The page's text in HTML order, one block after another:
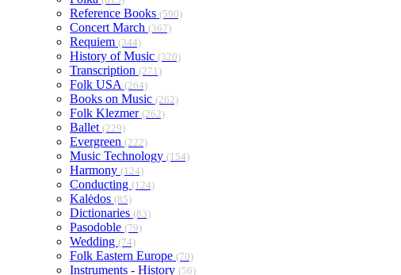
Reference Books (590)
Concert March (367)
Requiem (344)
History of Music (320)
Transcription (271)
Folk USA (264)
Books on Music (262)
Folk Klezmer (262)
Ballet (229)
Evergreen (222)
Music Technology (154)
Harmony (124)
Conducting (124)
Kalėdos (85)
Dictionaries (83)
Pasodoble (79)
Wedding (74)
Folk Eastern Europe (70)
Instruments - History (56)